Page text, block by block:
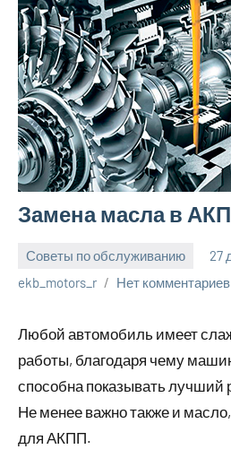
Замена масла в
Советы по обслуживанию
27
ekb_motors_r
Нет комментариев
Любой автомобиль имеет
работы, благодаря чему
способна показывать лучший
Не менее важно также и
для АКПП.